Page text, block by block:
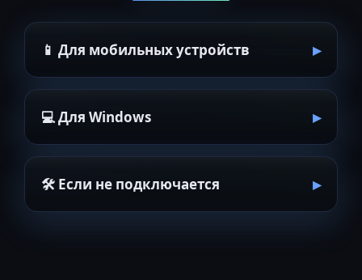
📱 Для мобильных устройств
💻 Для Windows
🛠 Если не подключается